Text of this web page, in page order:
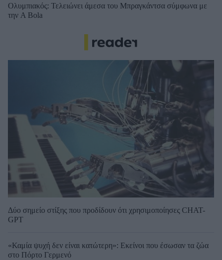
Ολυμπιακός: Τελειώνει άμεσα του Μπραγκάντσα σύμφωνα με
την A Bola
Δύο σημείο στίξης που προδίδουν ότι χρησιμοποίησες CHAT-
GPT
«Καμία ψυχή δεν είναι κατώτερη»: Εκείνοι που έσωσαν τα ζώα
στο Πόρτο Γερμενό